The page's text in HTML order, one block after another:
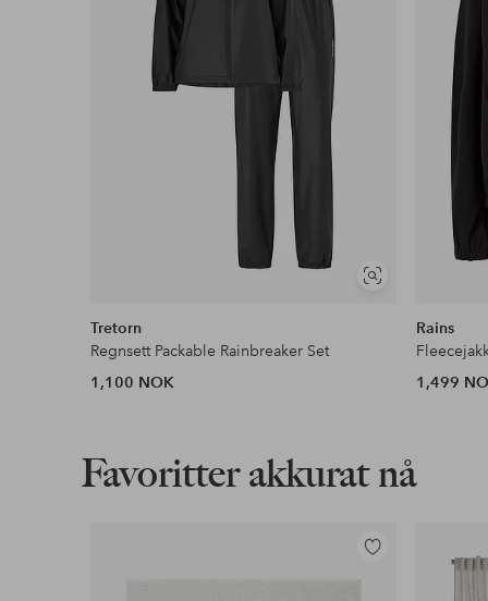
Gjelder for normalpakke over 599 kr
Les mer
Våre mest fordelaktige betalingsmåter
Vis
Tretorn
Regnsett Packable Rainbreaker Set
1,100 NOK
Rains
1,499
Favoritter akkurat nå
Legg
til